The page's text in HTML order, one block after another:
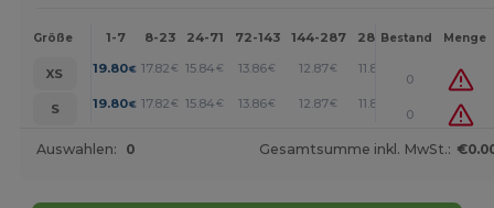
Größe 1-7 8-23 24-71 72-143 144-287 288 + Mehr
Bestand Menge
XS 19.80€ 17.82€ 15.84 € 13.86€ 12.87€ 11.88
0
S
19.80€ 17.82€ 15.84 € 13.86€ 12.87€ 11.88
0
Auswahlen: 0 Gesamtsumme inkl. MwSt.: